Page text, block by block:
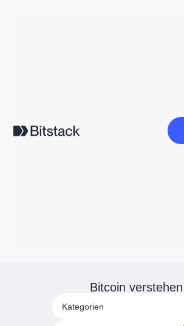
Bitcoin verstehen
Kategorien